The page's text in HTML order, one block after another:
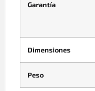
Garantía
Dimensiones
Peso